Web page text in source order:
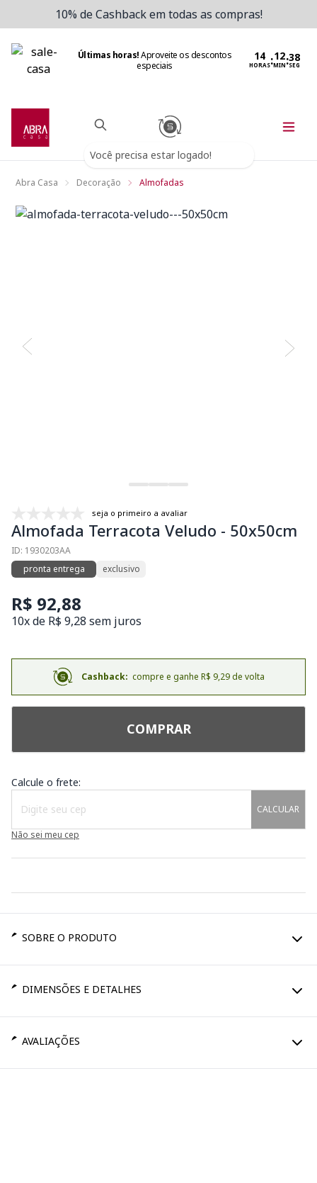
10% de Cashback em todas as compras!
Últimas horas!Aproveite os descontos
especiais
HORAS:MIN:SEG
Você precisa estar logado!
Abra Casa Decoração Almofadas
seja o primeiro a avaliar
Almofada Terracota Veludo - 50x50cm
ID: 1930203AA
pronta entrega
exclusivo
R$ 92,88
10x de R$ 9,28 sem juros
Cashback: compre e ganhe R$ 9,29 de volta
COMPRAR
Calcule o frete:
CALCULAR
Não sei meu cep
SOBRE O PRODUTO
DIMENSÕES E DETALHES
AVALIAÇÕES